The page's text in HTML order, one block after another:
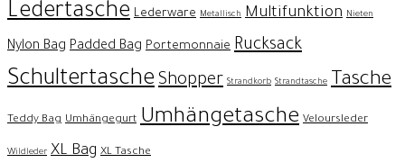
Ledertasche Lederware Metallisch Multifunktion Nieten
Nylon Bag Padded Bag Portemonnaie Rucksack
Schultertasche Shopper Strandkorb Strandtasche Tasche
Teddy Bag Umhängegurt Umhängetasche Veloursleder
Wildleder XL Bag XL Tasche